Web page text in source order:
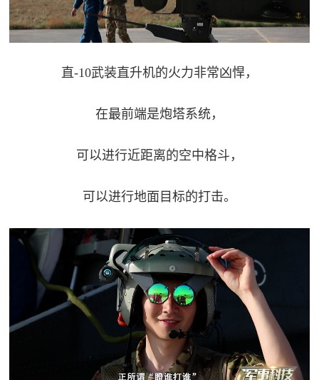
直-10武装直升机的火力非常凶悍，
在最前端是炮塔系统，
可以进行近距离的空中格斗，
可以进行地面目标的打击。